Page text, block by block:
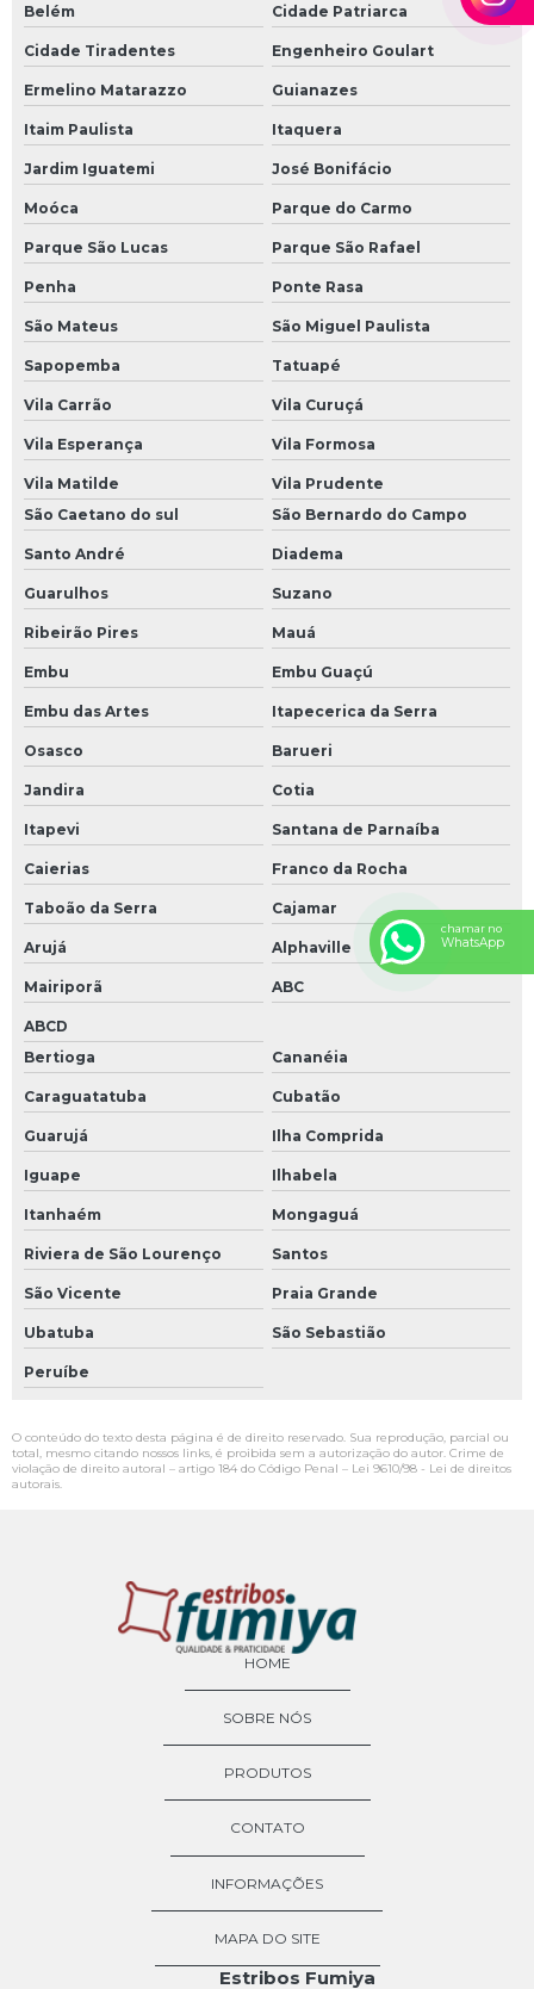
Belém Cidade Patriarca
Cidade Tiradentes Engenheiro Goulart
Ermelino Matarazzo Guianazes
Itaim Paulista Itaquera
Jardim Iguatemi José Bonifácio
Moóca Parque do Carmo
Parque São Lucas Parque São Rafael
Penha Ponte Rasa
São Mateus São Miguel Paulista
Sapopemba Tatuapé
Vila Carrão Vila Curuçá
Vila Esperança Vila Formosa
Vila Matilde
Vila Prudente
São Caetano do sul
São Bernardo do Campo
Santo André Diadema
Guarulhos Suzano
Ribeirão Pires Mauá
Embu Embu Guaçú
Embu das Artes Itapecerica da Serra
Osasco Barueri
Jandira Cotia
Itapevi Santana de Parnaíba
Caierias Franco da Rocha
Taboão da Serra Cajamar
Arujá Alphaville
Mairiporã ABC
ABCD
Bertioga
Cananéia
Caraguatatuba Cubatão
Guarujá Ilha Comprida
Iguape Ilhabela
Itanhaém Mongaguá
Riviera de São Lourenço Santos
São Vicente Praia Grande
Ubatuba São Sebastião
Peruíbe
O conteúdo do texto desta página é de direito reservado. Sua reprodução, parcial ou
total, mesmo citando nossos links, é proibida sem a autorização do autor. Crime de
violação de direito autoral – artigo 184 do Código Penal – Lei 9610/98 - Lei de direitos
autorais.
HOME
SOBRE NÓS
PRODUTOS
CONTATO
INFORMAÇÕES
MAPA DO SITE
Estribos Fumiya
chamar no
WhatsApp